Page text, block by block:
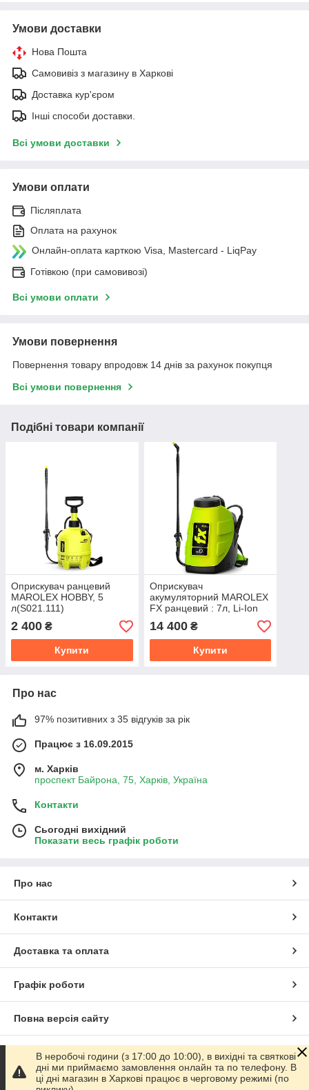
Умови доставки
Нова Пошта
Самовивіз з магазину в Харкові
Доставка кур'єром
Інші способи доставки.
Всі умови доставки
Умови оплати
Післяплата
Оплата на рахунок
Онлайн-оплата карткою Visa, Mastercard - LiqPay
Готівкою (при самовивозі)
Всі умови оплати
Умови повернення
Повернення товару впродовж 14 днів за рахунок покупця
Всі умови повернення
Подібні товари компанії
Оприскувач ранцевий
MAROLEX HOBBY, 5
л(S021.111)
2 400 ₴
Купити
Оприскувач
акумуляторний MAROLEX
FX ранцевий : 7л, Li-Ion
3.4 A*h(3,5год) (з композ
захистом)
14 400₴
Купити
Про нас
97% позитивних з 35 відгуків за рік
Працює з 16.09.2015
м. Харків
проспект Байрона, 75, Харків, Україна
Контакти
Сьогодні вихідний
Показати весь графік роботи
Про нас
Контакти
Доставка та оплата
Графік роботи
Повна версія сайту
Сайт створено на маркетплейсі Prom.ua
Політика конфіденційності
В неробочі години (з 17:00 до 10:00), в вихідні та святкові
дні ми приймаємо замовлення онлайн та по телефону. В
ці дні магазин в Харкові працює в черговому режимі (по